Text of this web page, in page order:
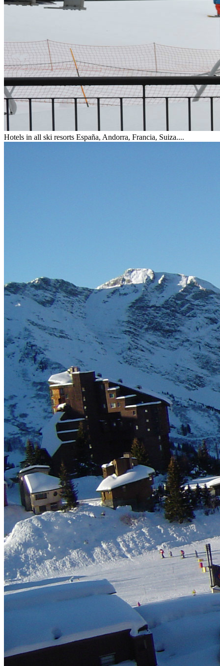
Hotels in all ski resorts España, Andorra, Francia, Suiza....